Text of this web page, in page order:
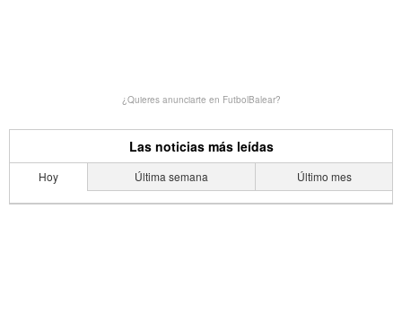
¿Quieres anunciarte en FutbolBalear?
Las noticias más leídas
Hoy Última semana Último mes